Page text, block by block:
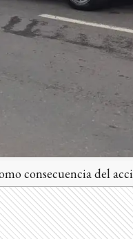
consecuencia del